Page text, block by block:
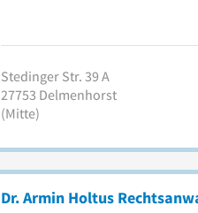
Stedinger Str. 39 A
27753 Delmenhorst
(Mitte)
Dr. Armin Holtus